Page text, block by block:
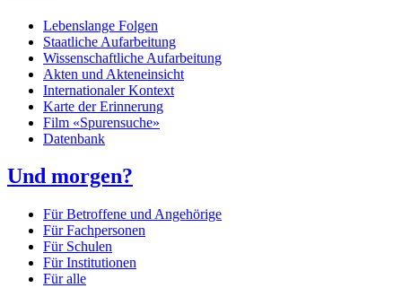
Lebenslange Folgen
Staatliche Aufarbeitung
Wissenschaftliche Aufarbeitung
Akten und Akteneinsicht
Internationaler Kontext
Karte der Erinnerung
Film «Spurensuche»
Datenbank
Und morgen?
Für Betroffene und Angehörige
Für Fachpersonen
Für Schulen
Für Institutionen
Für alle